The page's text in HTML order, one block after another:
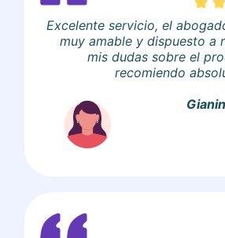
Excelente servicio, el
muy amable y dispuesto a
mis dudas sobre el
recomiendo